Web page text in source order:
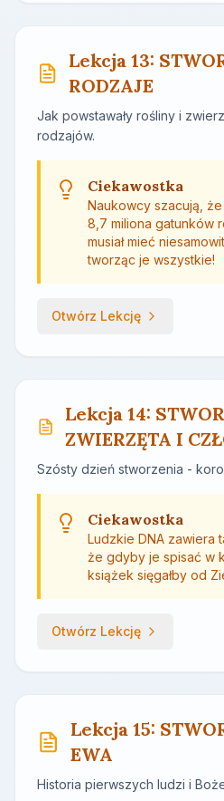
Lekcja 13:
RODZAJE
Jak powstawały rośliny i
rodzajów.
Ciekawostka
Naukowcy szacują,
8,7 miliona gatunków
musiał mieć
tworząc je wszystkie!
Otwórz Lekcję
Lekcja 14:
ZWIERZĘTA I
Szósty dzień stworzenia -
Ciekawostka
Ludzkie DNA zawiera
że gdyby je spisać w
książek sięgałby od
Otwórz Lekcję
Lekcja 15:
EWA
Historia pierwszych ludzi i